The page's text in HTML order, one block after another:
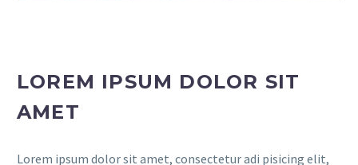
LOREM IPSUM DOLOR SIT
AMET
Lorem ipsum dolor sit amet, consectetur adi pisicing elit,